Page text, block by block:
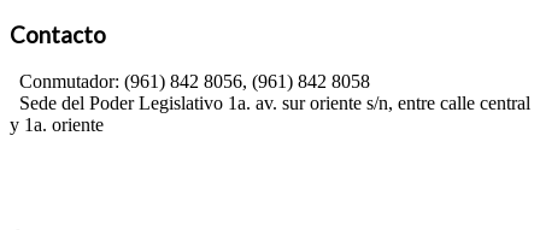
Contacto
Conmutador: (961) 842 8056, (961) 842 8058
Sede del Poder Legislativo 1a. av. sur oriente s/n, entre calle central
y 1a. oriente